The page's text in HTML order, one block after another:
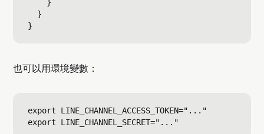
也可以用環境變數：
export LINE_CHANNEL_ACCESS_TOKEN="..."